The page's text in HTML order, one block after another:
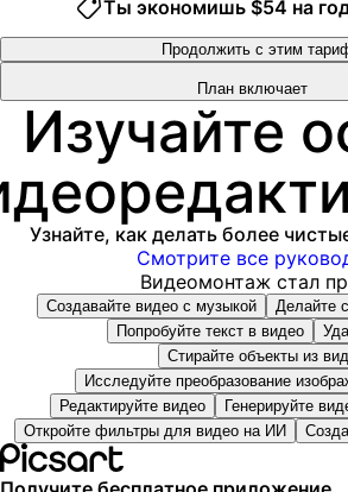
99
Ты экономишь $54 на
Продолжить с этим
Доступ ко всем функциям
видео
Расширенное удаление фона и
Параллельная генерация
ИИ-моделями для видео в мире
Неограниченная генерация фото
Улучшение изображений в 1
Millions of stock photos & Getty
Подборка трендовых шрифтов,
стикеров
Тысячи премиум-шаблонов
Support for 3+ brand kits
Bulk edit up to 50 images at once
100 GB of cloud storage
Новые функции:
План включает
Отслеживайте эффективность
Добавить места для команды
300 GB of cloud storage per seat
Новые функции:
15+ creative AI agents that plan,
— across video, brand,
Автоматически создавай
агента с помощью Picsart CLI
Use Picsart inside Claude Code,
Изучайте
Узнайте, как делать более
Смотрите все
Видеомонтаж стал
Создавайте видео с музыкой
Делайте
Попробуйте текст в видео
Стирайте объекты из
Исследуйте преобразование
Редактируйте видео
Генерируйте
Откройте фильтры для видео на ИИ